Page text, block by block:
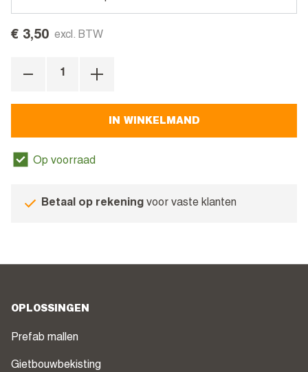
€ 3,50 excl. BTW
IN WINKELMAND
Op voorraad
Betaal op rekening voor vaste klanten
OPLOSSINGEN
Prefab mallen
Gietbouwbekisting